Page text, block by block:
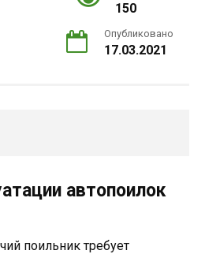
150
Опубликовано
17.03.2021
автопоилок
поильник требует